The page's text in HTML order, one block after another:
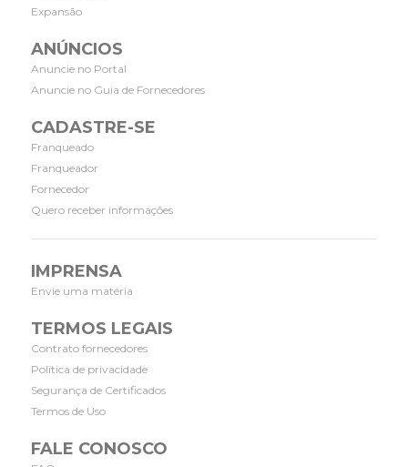
Expansão
ANÚNCIOS
Anuncie no Portal
Anuncie no Guia de Fornecedores
CADASTRE-SE
Franqueado
Franqueador
Fornecedor
Quero receber informações
IMPRENSA
Envie uma matéria
TERMOS LEGAIS
Contrato fornecedores
Política de privacidade
Segurança de Certificados
Termos de Uso
FALE CONOSCO